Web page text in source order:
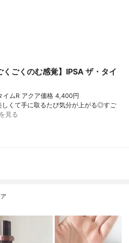
くごくのむ感覚】IPSA ザ・タイ
ムR アクア価格 4,400円
て手に取るたび気分が上がる◎すご
見る